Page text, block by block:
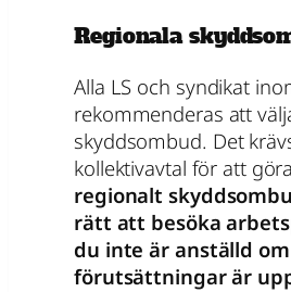
Regionala
Alla LS och syndikat
rekommenderas att
skyddsombud. Det
kollektivavtal för att
regionalt
rätt att besöka
du inte är anställd
förutsättningar är